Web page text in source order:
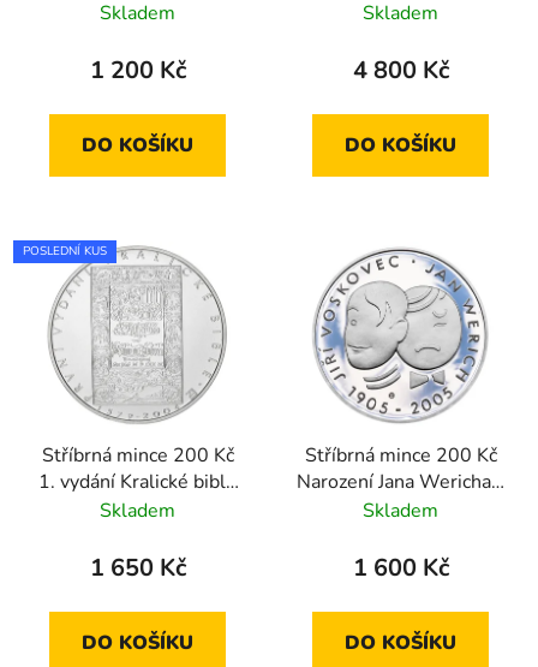
Thomayera 2003
Skladem
1 200 Kč
DO KOŠÍKU
evropské měny EURO
Skladem
4 800 Kč
DO KOŠÍKU
POSLEDNÍ KUS
Stříbrná mince 200 Kč
1. vydání Kralické bible
2004 standard
Skladem
1 650 Kč
DO KOŠÍKU
Stříbrná mince 200 Kč
Narození Jana Wericha a
Jiřího Voskovce 2005
Skladem
1 600 Kč
DO KOŠÍKU